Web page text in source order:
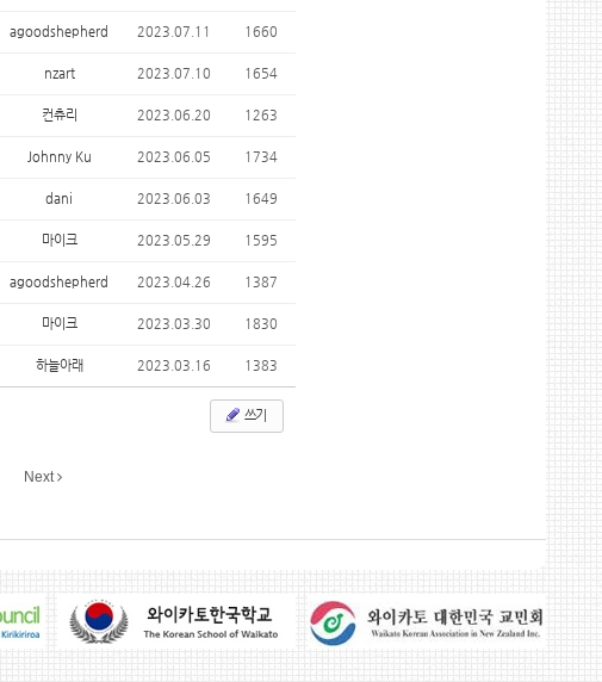
agoodshepherd 2023.07.11 1660
nzart 2023.07.10 1654
컨츄리 2023.06.20 1263
Johnny Ku 2023.06.05 1734
dani 2023.06.03 1649
마이크 2023.05.29 1595
agoodshepherd 2023.04.26 1387
마이크 2023.03.30 1830
하늘아래 2023.03.16 1383
쓰기
Next